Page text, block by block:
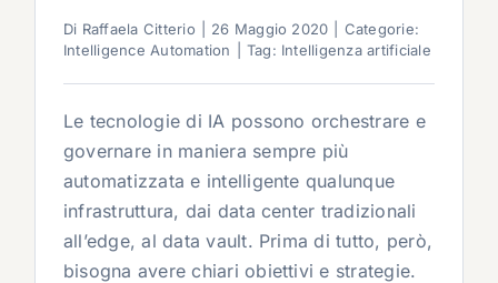
Di Raffaela Citterio 26 Maggio 2020
Categorie:
Intelligence Automation
Tag: Intelligenza artificiale
Le tecnologie di IA possono orchestrare e
governare in maniera sempre più
automatizzata e intelligente qualunque
infrastruttura, dai data center tradizionali
all’edge, al data vault. Prima di tutto, però,
bisogna avere chiari obiettivi e strategie.